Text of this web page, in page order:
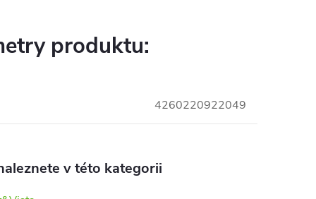
produktu:
4260220922049
v této kategorii